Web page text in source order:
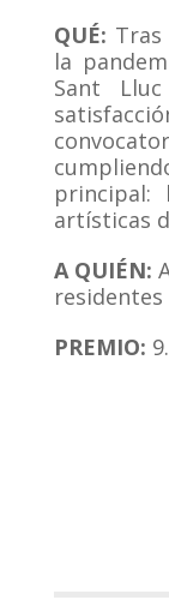
QUÉ:
la
Sant
principal:
artísticas
A QUIÉN:
residentes
PREMIO: